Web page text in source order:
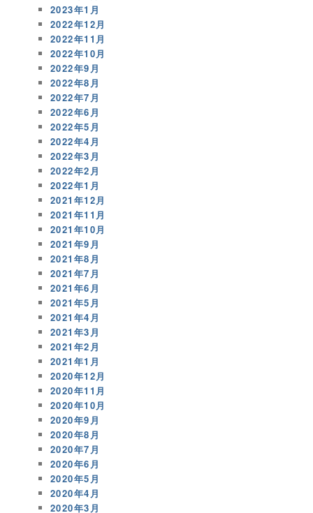
2023年1月
2022年12月
2022年11月
2022年10月
2022年9月
2022年8月
2022年7月
2022年6月
2022年5月
2022年4月
2022年3月
2022年2月
2022年1月
2021年12月
2021年11月
2021年10月
2021年9月
2021年8月
2021年7月
2021年6月
2021年5月
2021年4月
2021年3月
2021年2月
2021年1月
2020年12月
2020年11月
2020年10月
2020年9月
2020年8月
2020年7月
2020年6月
2020年5月
2020年4月
2020年3月